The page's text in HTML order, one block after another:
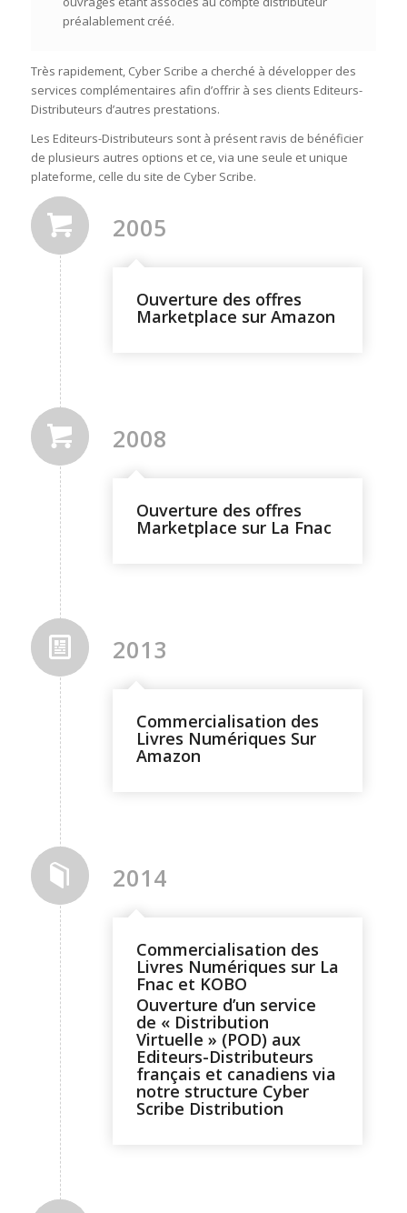
préalablement créé.
Très rapidement, Cyber Scribe a cherché à développer des
services complémentaires afin d’offrir à ses clients Editeurs-
Distributeurs d’autres prestations.
Les Editeurs-Distributeurs sont à présent ravis de bénéficier
de plusieurs autres options et ce, via une seule et unique
plateforme, celle du site de Cyber Scribe.
2005
Ouverture des offres
Marketplace sur Amazon
2008
Ouverture des offres
Marketplace sur La Fnac
2013
Commercialisation des
Livres Numériques Sur
Amazon
2014
Commercialisation des
Livres Numériques sur La
Fnac et KOBO
Ouverture d’un service
de « Distribution
Virtuelle » (POD) aux
Editeurs-Distributeurs
français et canadiens via
notre structure Cyber
Scribe Distribution